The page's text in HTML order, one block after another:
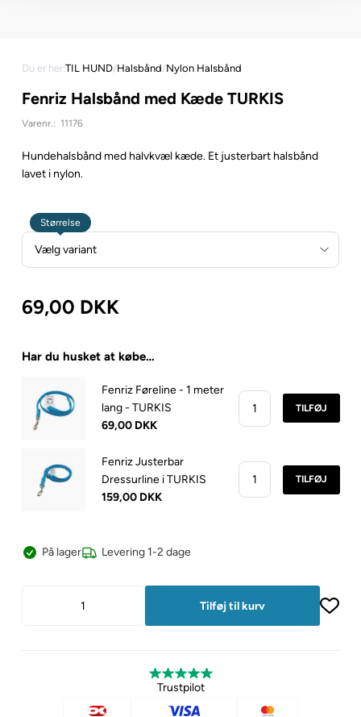
Du er her:TIL HUND/Halsbånd/Nylon Halsbånd
Fenriz Halsbånd med Kæde TURKIS
Varenr.: 11176
Hundehalsbånd med halvkvæl kæde. Et justerbart halsbånd
lavet i nylon.
Størrelse
69,00 DKK
Har du husket at købe…
TILFØJ
Fenriz Føreline - 1 meter
lang - TURKIS
69,00 DKK
TILFØJ
Fenriz Justerbar
Dressurline i TURKIS
159,00 DKK
På lager Levering 1-2 dage
Trustpilot